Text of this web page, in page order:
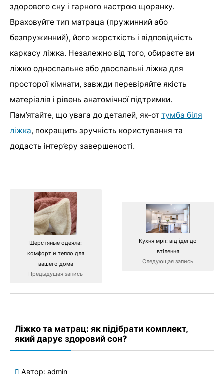
здорового сну і гарного настрою щоранку.
Враховуйте тип матраца (пружинний або
безпружинний), його жорсткість і відповідність
каркасу ліжка. Незалежно від того, обираєте ви
ліжко односпальне або двоспальні ліжка для
просторої кімнати, завжди перевіряйте якість
матеріалів і рівень анатомічної підтримки.
Пам’ятайте, що увага до деталей, як-от тумба біля
ліжка, покращить зручність користування та
додасть інтер’єру завершеності.
Шерстяные одеяла:
комфорт и тепло для
вашего дома
Предыдущая запись
Кухня мрії: від ідеї до
втілення
Следующая запись
Ліжко та матрац: як підібрати комплект,
який дарує здоровий сон?
Автор: admin